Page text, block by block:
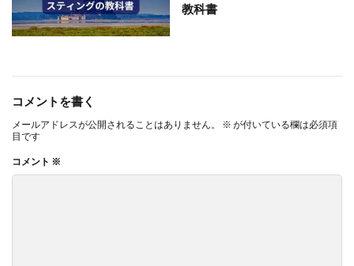
教科書
コメントを書く
メールアドレスが公開されることはありません。 ※ が付いている欄は必須項
目です
コメント ※